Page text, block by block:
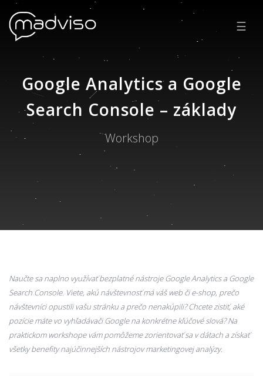
☰
Google Analytics a Google
Search Console – základy
Workshop
Naučte sa naplno využívať bezplatné nástroje Google Analytics a Google
Search Console. Viete, akú návštevnosť má váš web či e-shop, prečo
návštevníci opustili vašu stránku a prečo nenakúpili? Chcete zistiť, aké
pozície máte vo vyhľadávači Google na konkrétne kľúčové slová? Na
praktickom workshope vám pomôžeme zorientovať sa v dátach a získať
všetky benefity najúčinnejších nástrojov marketingovej analýzy.